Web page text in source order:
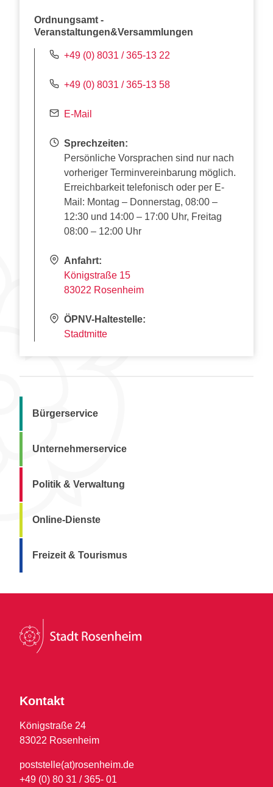
Ordnungsamt -
Veranstaltungen&Versammlungen
+49 (0) 8031 / 365-13 22
+49 (0) 8031 / 365-13 58
E-Mail
Sprechzeiten:
Persönliche Vorsprachen sind nur nach
vorheriger Terminvereinbarung möglich.
Erreichbarkeit telefonisch oder per E-
Mail: Montag – Donnerstag, 08:00 –
12:30 und 14:00 – 17:00 Uhr, Freitag
08:00 – 12:00 Uhr
Anfahrt:
Königstraße 15
83022 Rosenheim
ÖPNV-Haltestelle:
Stadtmitte
Bürgerservice
Unternehmerservice
Politik & Verwaltung
Online-Dienste
Freizeit & Tourismus
Kontakt
Königstraße 24
83022 Rosenheim
poststelle(at)rosenheim.de
+49 (0) 80 31 / 365- 01